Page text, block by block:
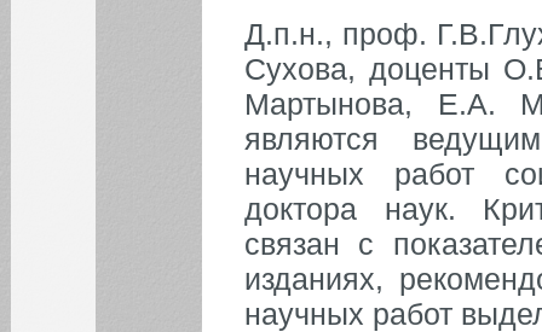
Д.п.н., проф.
Сухова, доценты
Мартынова, Е.А.
являются
научных работ
доктора наук.
связан с
изданиях,
научных работ